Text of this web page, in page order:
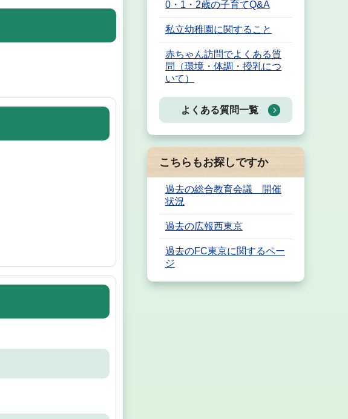
0・1・2歳の子育てQ&A
私立幼稚園に関すること
赤ちゃん訪問でよくある質
問（環境・体調・授乳につ
いて）
よくある質問一覧
こちらもお探しですか
過去の総合教育会議 開催
状況
過去の広報西東京
過去のFC東京に関するペー
ジ